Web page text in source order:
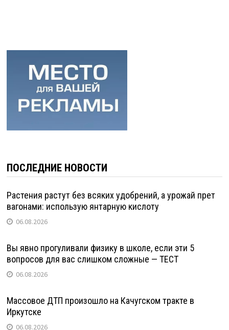
ПОСЛЕДНИЕ НОВОСТИ
Растения растут без всяких удобрений, а урожай прет
вагонами: использую янтарную кислоту
06.08.2026
Вы явно прогуливали физику в школе, если эти 5
вопросов для вас слишком сложные — ТЕСТ
06.08.2026
Массовое ДТП произошло на Качугском тракте в
Иркутске
06.08.2026